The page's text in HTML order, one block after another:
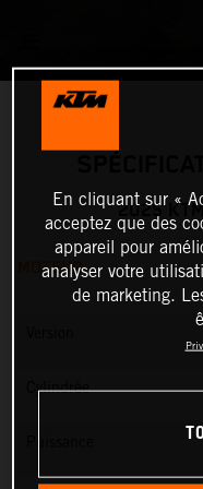
2025
MOTEUR
Cylindrée
En cliquant sur «
acceptez que des
appareil pour
analyser votre
de marketing.